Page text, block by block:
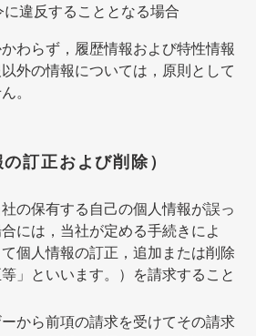
に違反することとなる場合
わらず，履歴情報および特性情報
外の情報については，原則として
。
訂正および削除）
の保有する自己の個人情報が誤っ
には，当社が定める手続きによ
個人情報の訂正，追加または削除
等」といいます。）を請求すること
から前項の請求を受けてその請求